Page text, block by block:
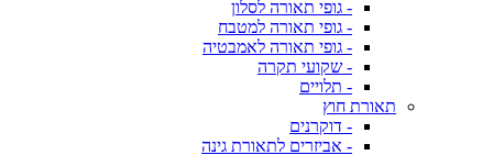
- גופי תאורה לסלון
- גופי תאורה למטבח
- גופי תאורה לאמבטיה
- שקועי תקרה
- תלויים
תאורת חוץ
- דוקרנים
- אביזרים לתאורת גינה